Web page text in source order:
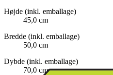
Højde (inkl. emballage)
45,0 cm
Bredde (inkl. emballage)
50,0 cm
Dybde (inkl. emballage)
70,0 cm